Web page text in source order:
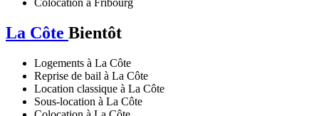
Colocation à Fribourg
La Côte Bientôt
Logements à La Côte
Reprise de bail à La Côte
Location classique à La Côte
Sous-location à La Côte